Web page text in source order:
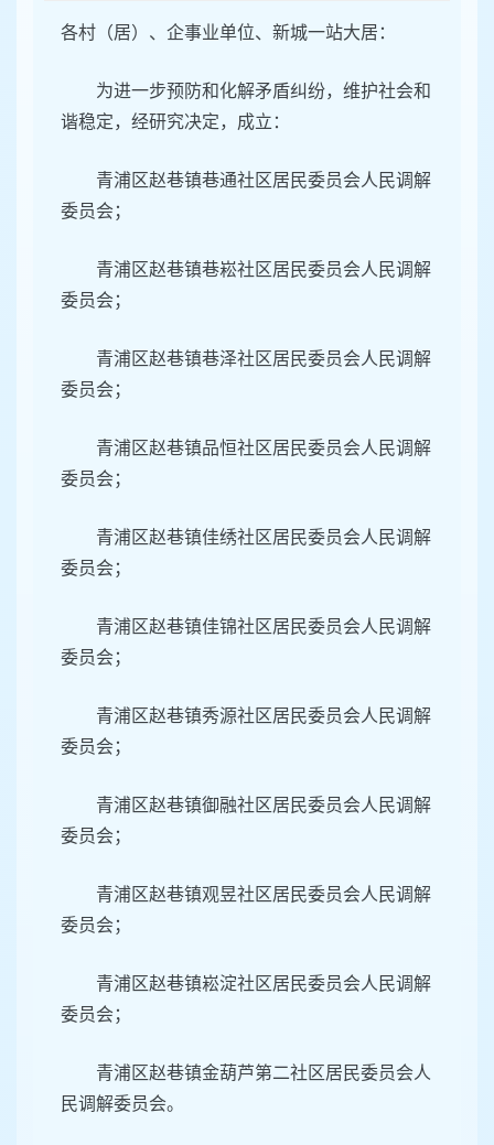
各村（居）、企事业单位、新城一站大居：
为进一步预防和化解矛盾纠纷，维护社会和
谐稳定，经研究决定，成立：
青浦区赵巷镇巷通社区居民委员会人民调解
委员会；
青浦区赵巷镇巷崧社区居民委员会人民调解
委员会；
青浦区赵巷镇巷泽社区居民委员会人民调解
委员会；
青浦区赵巷镇品恒社区居民委员会人民调解
委员会；
青浦区赵巷镇佳绣社区居民委员会人民调解
委员会；
青浦区赵巷镇佳锦社区居民委员会人民调解
委员会；
青浦区赵巷镇秀源社区居民委员会人民调解
委员会；
青浦区赵巷镇御融社区居民委员会人民调解
委员会；
青浦区赵巷镇观昱社区居民委员会人民调解
委员会；
青浦区赵巷镇崧淀社区居民委员会人民调解
委员会；
青浦区赵巷镇金葫芦第二社区居民委员会人
民调解委员会。